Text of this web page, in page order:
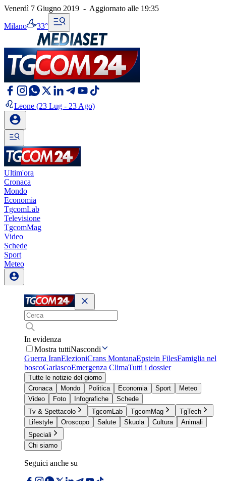
Venerdì 7 Giugno 2019 - Aggiornato alle 19:35
Milano 33°
Leone (23 Lug - 23 Ago)
Ultim'ora
Cronaca
Mondo
Economia
TgcomLab
Televisione
TgcomMag
Video
Schede
Sport
Meteo
In evidenza
Mostra tuttiNascondi
Guerra IranElezioniCrans MontanaEpstein FilesFamiglia nel
boscoGarlascoEmergenza ClimaTutti i dossier
Tutte le notizie del giorno
Cronaca
Mondo Politica Economia Sport
Meteo
Video
Foto Infografiche
Schede
Tv & Spettacolo
TgcomLab TgcomMag
TgTech
Lifestyle
Oroscopo Salute Skuola Cultura
Animali
Speciali
Chi siamo
Seguici anche su